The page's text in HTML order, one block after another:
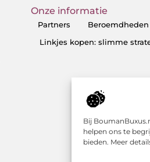
Bij
helpen ons te
bieden. Meer
Onze informatie
Partners Beroemdheden
Linkjes kopen: slimme